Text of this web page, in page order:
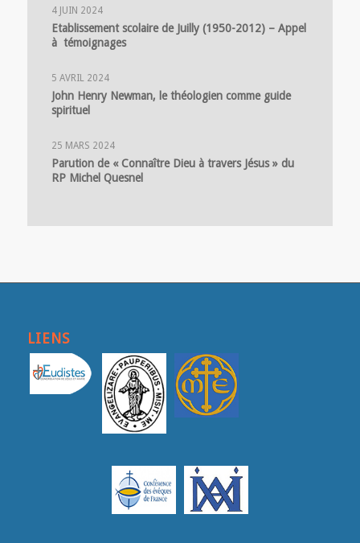
4 JUIN 2024
Etablissement scolaire de Juilly (1950-2012) – Appel
à témoignages
5 AVRIL 2024
John Henry Newman, le théologien comme guide
spirituel
25 MARS 2024
Parution de « Connaître Dieu à travers Jésus » du
RP Michel Quesnel
LIENS